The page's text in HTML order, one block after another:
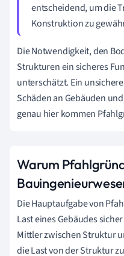
entscheidend, um die
Konstruktion zu
Die Notwendigkeit, den
Strukturen ein sicheres
unterschätzt. Ein
Schäden an Gebäuden
genau hier kommen
Warum
Die Hauptaufgabe von
Last eines Gebäudes
Mittler zwischen Struktur
die Last von der Struktur